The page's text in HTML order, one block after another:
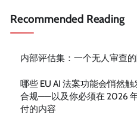
Recommended Reading
内部评估集：一个无人审查
哪些 EU AI 法案功能会悄然
合规——以及你必须在 2026
付的内容